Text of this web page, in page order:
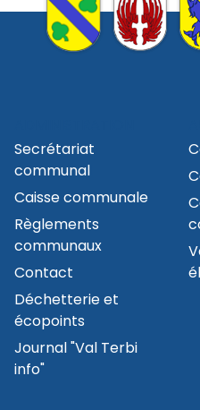
Secrétariat
communal
Caisse communale
Règlements
communaux
Contact
Déchetterie et
écopoints
Journal "Val Terbi
info"